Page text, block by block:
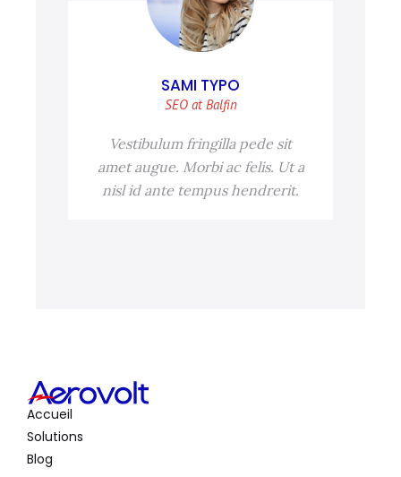
SAMI TYPO
SEO at Balfin
Vestibulum fringilla pede sit
amet augue. Morbi ac felis. Ut a
nisl id ante tempus hendrerit.
Accueil
Solutions
Blog